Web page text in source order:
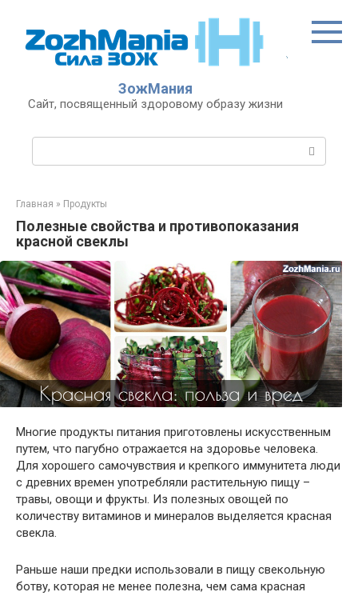
контенту
ЗожМания
Сайт, посвященный здоровому образу жизни
Главная » Продукты
Полезные свойства и противопоказания
красной свеклы
Многие продукты питания приготовлены искусственным
путем, что пагубно отражается на здоровье человека.
Для хорошего самочувствия и крепкого иммунитета люди
с древних времен употребляли растительную пищу –
травы, овощи и фрукты. Из полезных овощей по
количеству витаминов и минералов выделяется красная
свекла.
Раньше наши предки использовали в пищу свекольную
ботву, которая не менее полезна, чем сама красная